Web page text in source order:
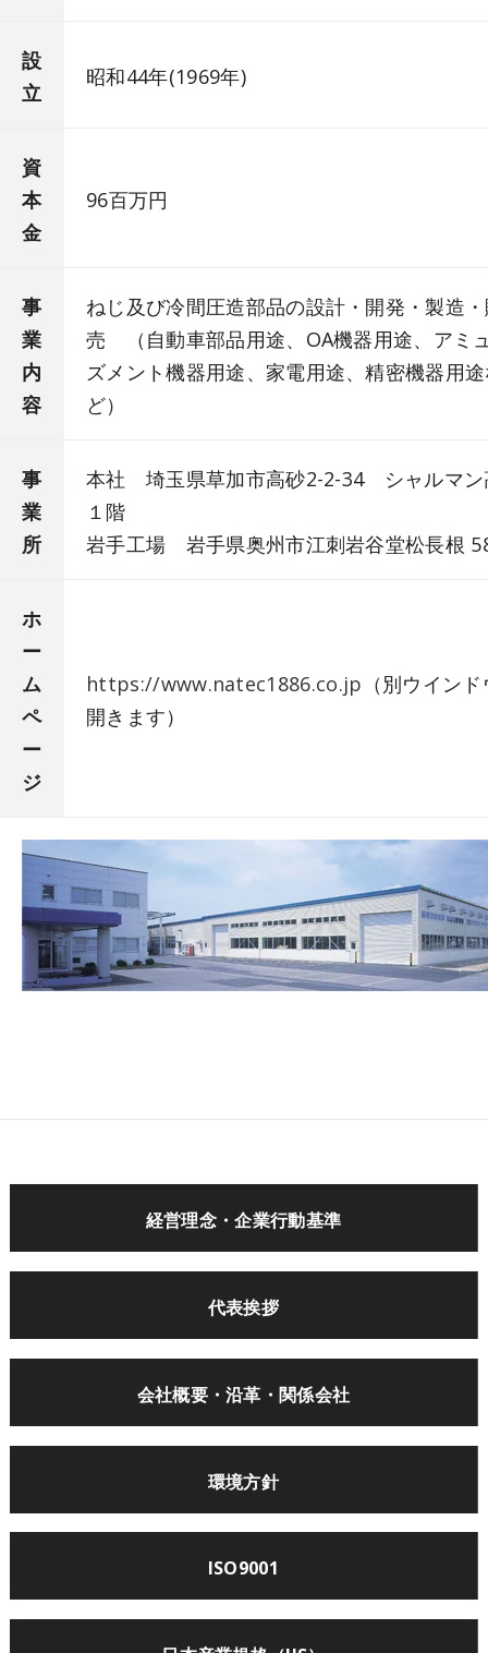
設
立
昭和44年(1969年)
資
本
金
96百万円
事
業
内
容
ねじ及び冷間圧造部品の設計・開発・製造
売 （自動車部品用途、OA機器用途、アミ
ズメント機器用途、家電用途、精密機器用
ど）
事
業
所
本社 埼玉県草加市高砂2-2-34 シャルマン
１階
岩手工場 岩手県奥州市江刺岩谷堂松長根
ホ
ー
ム
ペ
ー
ジ
https://www.natec1886.co.jp （別ウイン
開きます）
経営理念・企業行動基準
代表挨拶
会社概要・沿革・関係会社
環境方針
ISO9001